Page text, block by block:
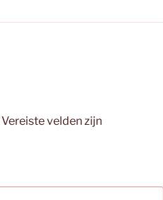
Vereiste velden zijn